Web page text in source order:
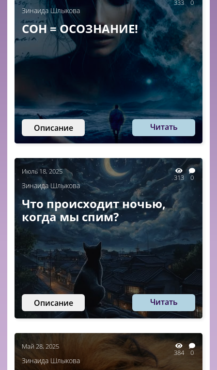
333 0
Зинаида Шлыкова
СОН = ОСОЗНАНИЕ!
Описание Читать
Июль 18, 2025
313 0
Зинаида Шлыкова
Что происходит ночью,
когда мы спим?
Описание Читать
Май 28, 2025
384 0
Зинаида Шлыкова